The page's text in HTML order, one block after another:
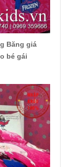
Băng giá
bé gái